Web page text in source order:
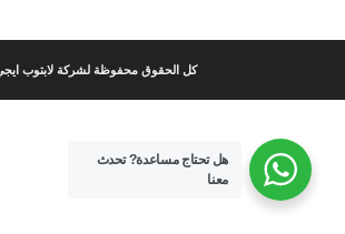
كل الحقوق محفوظة لشركة لابتوب
هل تحتاج مساعدة?تحدث
معنا